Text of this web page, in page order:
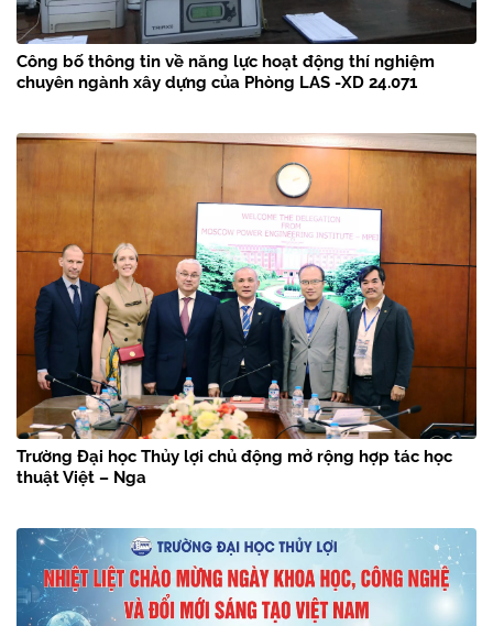
Công bố thông tin về năng lực hoạt động thí nghiệm
chuyên ngành xây dựng của Phòng LAS -XD 24.071
Trường Đại học Thủy lợi chủ động mở rộng hợp tác học
thuật Việt – Nga